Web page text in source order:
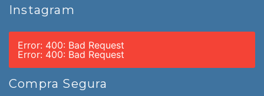
Instagram
Error: 400: Bad Request
Error: 400: Bad Request
Compra Segura